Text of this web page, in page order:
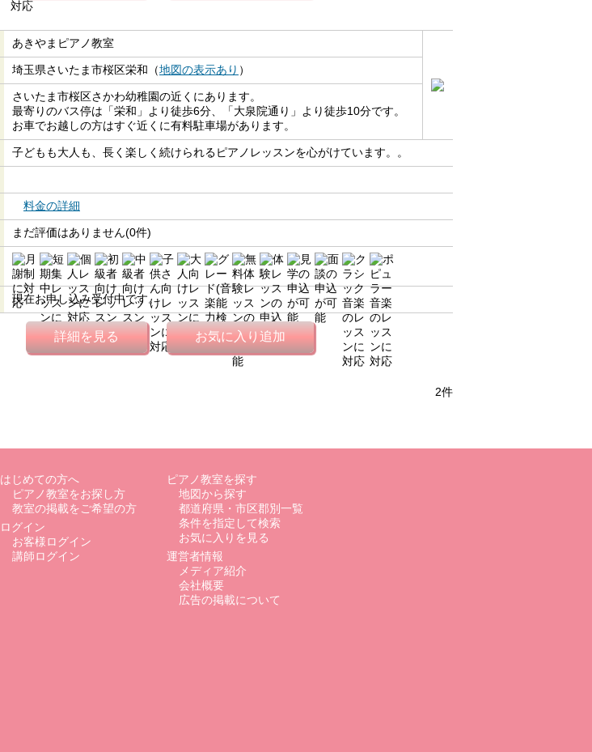
あきやまピアノ教室
埼玉県さいたま市桜区栄和（地図の表示あり ）
さいたま市桜区さかわ幼稚園の近くにあります。
最寄りのバス停は「栄和」より徒歩6分、「大泉院通り」より徒歩10分です。
お車でお越しの方はすぐ近くに有料駐車場があります。
子どもも大人も、長く楽しく続けられるピアノレッスンを心がけています。。
料金の詳細
まだ評価はありません(0件)
現在お申し込み受付中です。
詳細を見る お気に入り追加
2件
はじめての方へ
ピアノ教室をお探し方
教室の掲載をご希望の方
ログイン
お客様ログイン
講師ログイン
ピアノ教室を探す
地図から探す
都道府県・市区郡別一覧
条件を指定して検索
お気に入りを見る
運営者情報
メディア紹介
会社概要
広告の掲載について